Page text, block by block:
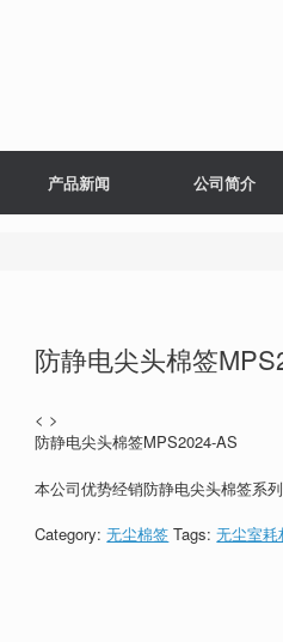
产品新闻 公司简介
防静电尖头棉签
< >
防静电尖头棉签MPS2024-AS
本公司优势经销防静电尖头棉签系
Category:无尘棉签 Tags:无尘室耗